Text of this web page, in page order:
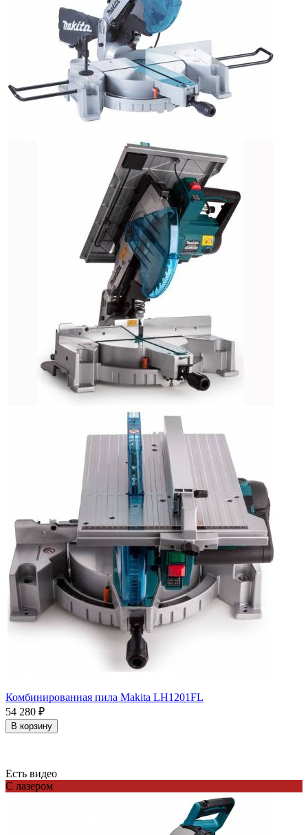
Комбинированная пила Makita LH1201FL
54 280 ₽
В корзину
Есть видео
С лазером